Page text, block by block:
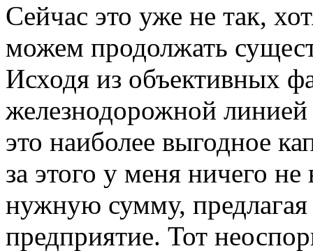
Сейчас это уже не так,
можем продолжать
Исходя из объективных
железнодорожной
это наиболее выгодное
за этого у меня ничего
нужную сумму,
предприятие. Тот